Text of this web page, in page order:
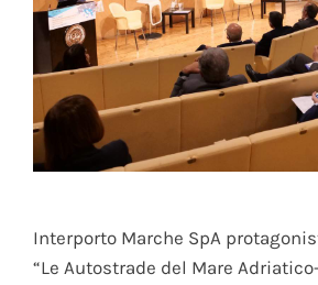
Interporto Marche SpA
“Le Autostrade del Mare